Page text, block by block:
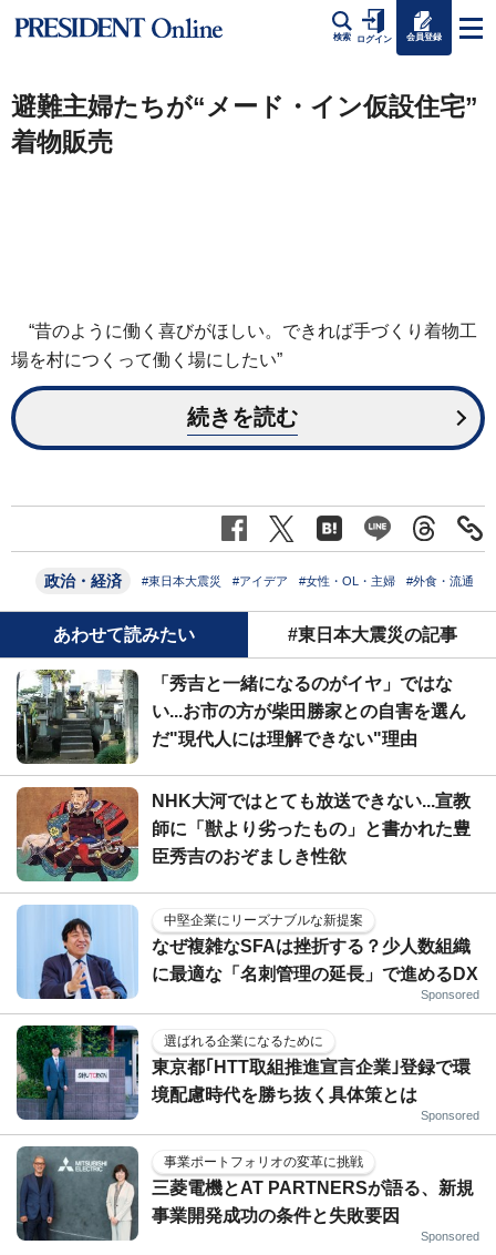
検索 ログイン 会員登録
避難主婦たちが“メード・イン仮設住宅”
着物販売
“昔のように働く喜びがほしい。できれば手づくり着物工
場を村につくって働く場にしたい”
続きを読む
政治・経済 #東日本大震災 #アイデア #女性・OL・主婦 #外食・流通
あわせて読みたい #東日本大震災の記事
「秀吉と一緒になるのがイヤ」ではな
い...お市の方が柴田勝家との自害を選ん
だ"現代人には理解できない"理由
NHK大河ではとても放送できない...宣教
師に「獣より劣ったもの」と書かれた豊
臣秀吉のおぞましき性欲
中堅企業にリーズナブルな新提案
なぜ複雑なSFAは挫折する？少人数組織
に最適な「名刺管理の延長」で進めるDX
Sponsored
選ばれる企業になるために
東京都｢HTT取組推進宣言企業｣登録で環
境配慮時代を勝ち抜く具体策とは
Sponsored
事業ポートフォリオの変革に挑戦
三菱電機とAT PARTNERSが語る、新規
事業開発成功の条件と失敗要因
Sponsored